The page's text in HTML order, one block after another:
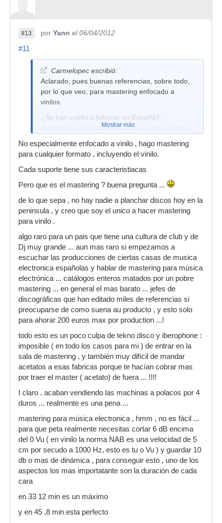
#13 por Yann el 06/04/2012
#11
Carmelopec escribió:
Aclarado, pues buenas referencias, sobre todo,
por lo que veo, para mastering enfocado a
vinilos.
¿Se han vuelto a fabricar en España?,
Iberophon vendió sus máquinas a unos Polonia.
Mostrar más
No especialmente enfocado a vinilo , hago mastering
para cualquier formato , incluyendo el vinilo.
Cada suporte tiene sus caracteristiacas
Pero que es el mastering ? buena pregunta ...
de lo que sepa , no hay nadie a planchar discos hoy en la
peninsula , y creo que soy el unico a hacer mastering
para vinilo .
algo raro para un pais que tiene una cultura de club y de
Dj muy grande ... aun mas raro si empezamos a
escuchar las producciones de ciertas casas de musica
electronica españolas y hablar de mastering para música
electrónica ... catálogos enteros matados por un pobre
mastering ... en general el mas barato ... jefes de
discográficas que han editado miles de referencias si
preocuparse de como suena au producto , y esto solo
para ahorar 200 euros max por production ...!
todo esto es un poco culpa de tekno disco y iberophone :
imposible ( en todo los casos para mi ) de entrar en la
sala de mastering , y también muy difícil de mandar
acetatos a esas fabricas porque te hacían cobrar mas
por traer el master ( acetato) de fuera ... !!!!
I claro , acaban vendiendo las machinas a polacos por 4
duros ... realmente es una pena ...
mastering para música electronica , hmm , no es fácil ...
para que peta realmente necesitas cortar 6 dB encima
del 0 Vu ( en vinilo la norma NAB es una velocidad de 5
cm por secudo a 1000 Hz, esto es tu o Vu ) y guardar 10
db o mas de dinámica , para conseguir esto , uno de los
aspectos los mas importatante son la duración de cada
cara
en 33 12 min es un máximo
y en 45 ,8 min esta perfecto